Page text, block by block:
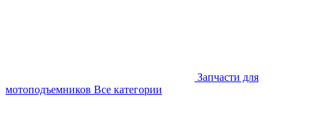
Запчасти для
мотоподъемников Все категории